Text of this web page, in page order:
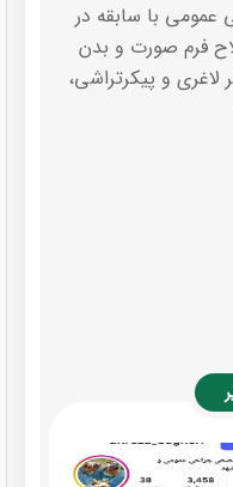
با سابقه در
فرم صورت و بدن
لاغری و پیکرتراشی،